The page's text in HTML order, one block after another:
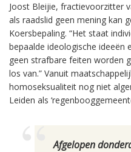
Joost Bleijie, fractievoorzitter
als raadslid geen mening kan
Koersbepaling. “Het staat
bepaalde ideologische ideeën
geen strafbare feiten worden
los van.” Vanuit
homoseksualiteit nog niet
Leiden als
Afgelopen